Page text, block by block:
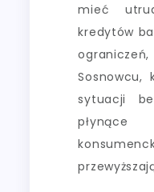
mieć
kredytów
Sosnowcu,
sytuacji